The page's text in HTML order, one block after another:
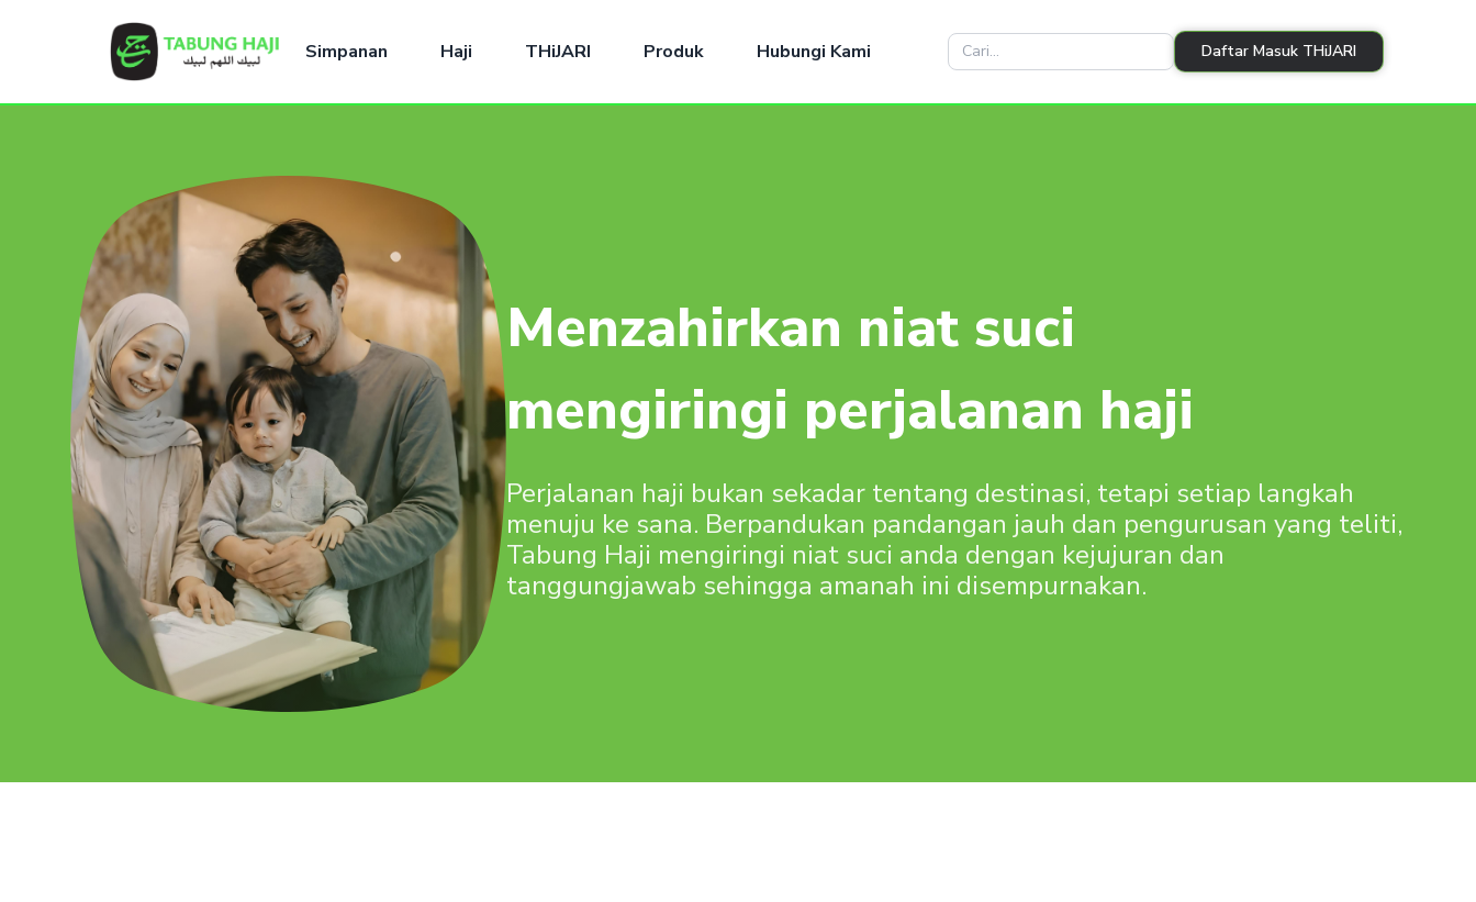
Simpanan Haji THiJARI Produk Hubungi Kami Daftar Masuk THiJARI
Menzahirkan niat suci
mengiringi perjalanan haji
Perjalanan haji bukan sekadar tentang destinasi, tetapi setiap langkah
menuju ke sana. Berpandukan pandangan jauh dan pengurusan yang teliti,
Tabung Haji mengiringi niat suci anda dengan kejujuran dan
tanggungjawab sehingga amanah ini disempurnakan.